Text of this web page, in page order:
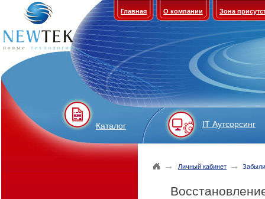
Главная О компании Зона
Каталог IT Аутсорсинг
→ Личный кабинет →